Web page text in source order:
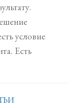
условие
Есть